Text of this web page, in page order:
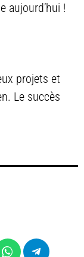
aujourd’hui !
projets et
Le succès